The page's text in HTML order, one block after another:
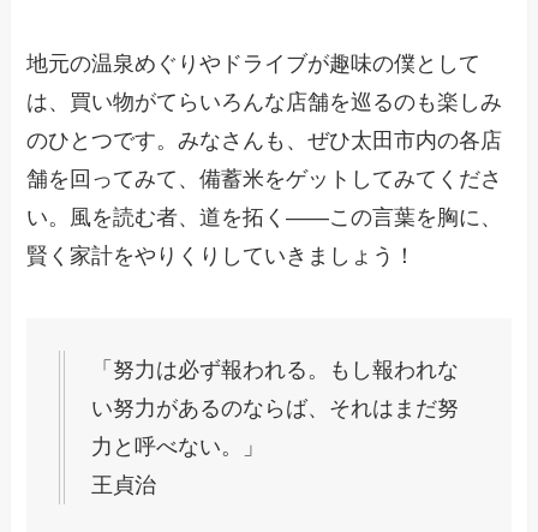
地元の温泉めぐりやドライブが趣味の僕として
は、買い物がてらいろんな店舗を巡るのも楽しみ
のひとつです。みなさんも、ぜひ太田市内の各店
舗を回ってみて、備蓄米をゲットしてみてくださ
い。風を読む者、道を拓く――この言葉を胸に、
賢く家計をやりくりしていきましょう！
「努力は必ず報われる。もし報われな
い努力があるのならば、それはまだ努
力と呼べない。」
王貞治